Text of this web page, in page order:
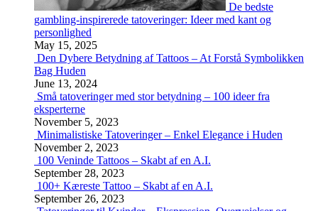
De bedste
gambling-inspirerede tatoveringer: Ideer med kant og
personlighed
May 15, 2025
Den Dybere Betydning af Tattoos – At Forstå Symbolikken
Bag Huden
June 13, 2024
Små tatoveringer med stor betydning – 100 ideer fra
eksperterne
November 5, 2023
Minimalistiske Tatoveringer – Enkel Elegance i Huden
November 2, 2023
100 Veninde Tattoos – Skabt af en A.I.
September 28, 2023
100+ Kæreste Tattoo – Skabt af en A.I.
September 26, 2023